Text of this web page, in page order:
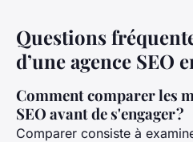
Questions
d’une agence SEO
Comment comparer les
SEO avant de s'engager ?
Comparer consiste à